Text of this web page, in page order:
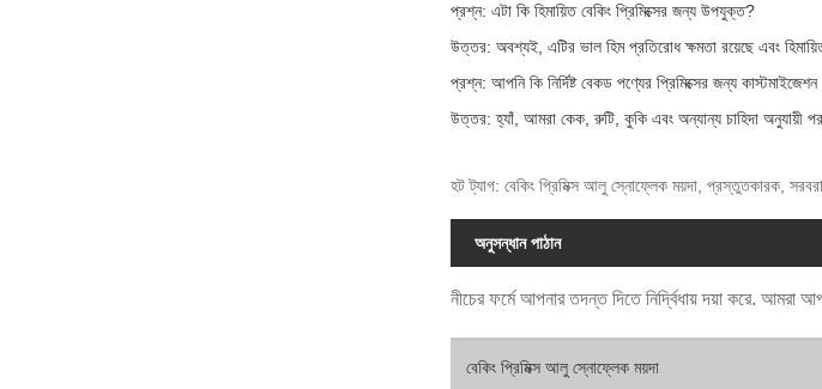
প্রশ্ন: এটা কি হিমায়িত বেকিং প্রিমিক্সের জন্য উপযুক্ত?
উত্তর: অবশ্যই, এটির ভাল হিম প্রতিরোধ ক্ষমতা রয়েছে এবং
প্রশ্ন: আপনি কি নির্দিষ্ট বেকড পণ্যের প্রিমিক্সের জন্য
উত্তর: হ্যাঁ, আমরা কেক, রুটি, কুকি এবং অন্যান্য চাহিদা অনুযায়ী
হট ট্যাগ: বেকিং প্রিমিক্স আলু স্নোফ্লেক ময়দা, প্রস্তুতকারক,
অনুসন্ধান পাঠান
নীচের ফর্মে আপনার তদন্ত দিতে নির্দ্বিধায় দয়া করে. আমরা